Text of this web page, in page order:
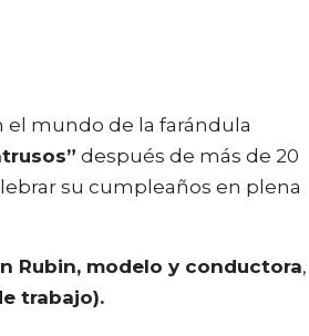
mundo de la farándula
después de más de 20
su cumpleaños en plena
Rubin, modelo y conductora,
trabajo).